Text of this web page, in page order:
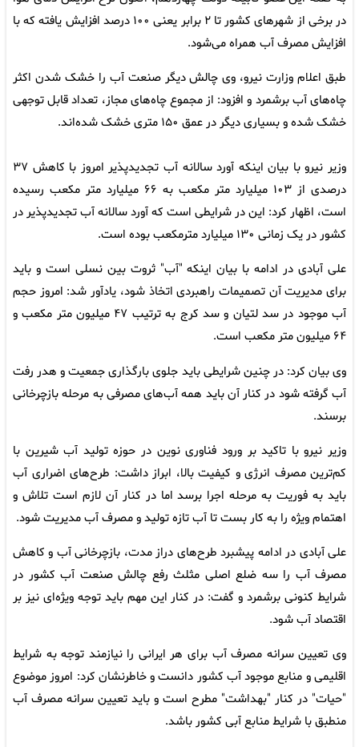
در برخی از شهرهای کشور تا ۲ برابر یعنی ۱۰۰ درصد افزایش یافته که با
افزایش مصرف آب همراه می‌شود.
طبق اعلام وزارت نیرو، وی چالش دیگر صنعت آب را خشک شدن اکثر
چاه‌های آب برشمرد و افزود: از مجموع چاه‌های مجاز، تعداد قابل توجهی
خشک شده و بسیاری دیگر در عمق ۱۵۰ متری خشک شده‌اند.
وزیر نیرو با بیان اینکه آورد سالانه آب تجدیدپذیر امروز با کاهش ۳۷
درصدی از ۱۰۳ میلیارد متر مکعب به ۶۶ میلیارد متر مکعب رسیده
است، اظهار کرد: این در شرایطی است که آورد سالانه آب تجدیدپذیر در
کشور در یک زمانی ۱۳۰ میلیارد مترمکعب بوده است.
علی آبادی در ادامه با بیان اینکه "آب" ثروت بین نسلی است و باید
برای مدیریت آن تصمیمات راهبردی اتخاذ شود، یادآور شد: امروز حجم
آب موجود در سد لتیان و سد کرج به ترتیب ۴۷ میلیون متر مکعب و
۶۴ میلیون متر مکعب است.
وی بیان کرد: در چنین شرایطی باید جلوی بارگذاری جمعیت و هدر رفت
آب گرفته شود در کنار آن باید همه آب‌های مصرفی به مرحله بازچرخانی
برسند.
وزیر نیرو با تاکید بر ورود فناوری نوین در حوزه تولید آب شیرین با
کم‌ترین مصرف انرژی و کیفیت بالا، ابراز داشت: طرح‌های اضراری آب
باید به فوریت به مرحله اجرا برسد اما در کنار آن لازم است تلاش و
اهتمام ویژه را به کار بست تا آب تازه تولید و مصرف آب مدیریت شود.
علی آبادی در ادامه پیشبرد طرح‌های دراز مدت، بازچرخانی آب و کاهش
مصرف آب را سه ضلع اصلی مثلث رفع چالش صنعت آب کشور در
شرایط کنونی برشمرد و گفت: در کنار این مهم باید توجه ویژه‌ای نیز بر
اقتصاد آب شود.
وی تعیین سرانه مصرف آب برای هر ایرانی را نیازمند توجه به شرایط
اقلیمی و منابع موجود آب کشور دانست و خاطرنشان کرد: امروز موضوع
"حیات" در کنار "بهداشت" مطرح است و باید تعیین سرانه مصرف آب
منطبق با شرایط منابع آبی کشور باشد.